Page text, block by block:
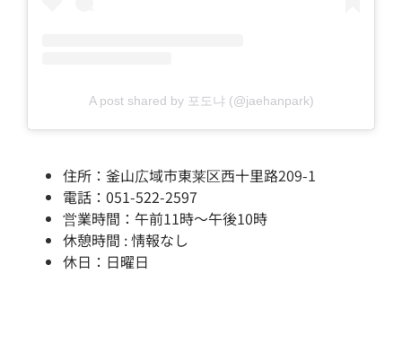
A post shared by 포도냐 (@jaehanpark)
住所：釜山広域市東莱区西十里路209-1
電話：051-522-2597
営業時間：午前11時～午後10時
休憩時間 : 情報なし
休日：日曜日